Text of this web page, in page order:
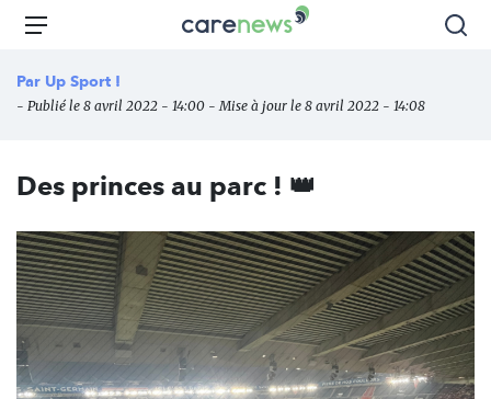
Aller
principal
Carenews,
des
l'engagement
Menu
Par Up Sport !
- Publié le 8 avril 2022 - 14:00 - Mise à jour le 8 avril 2022 - 14:08
Des princes au parc ! 👑